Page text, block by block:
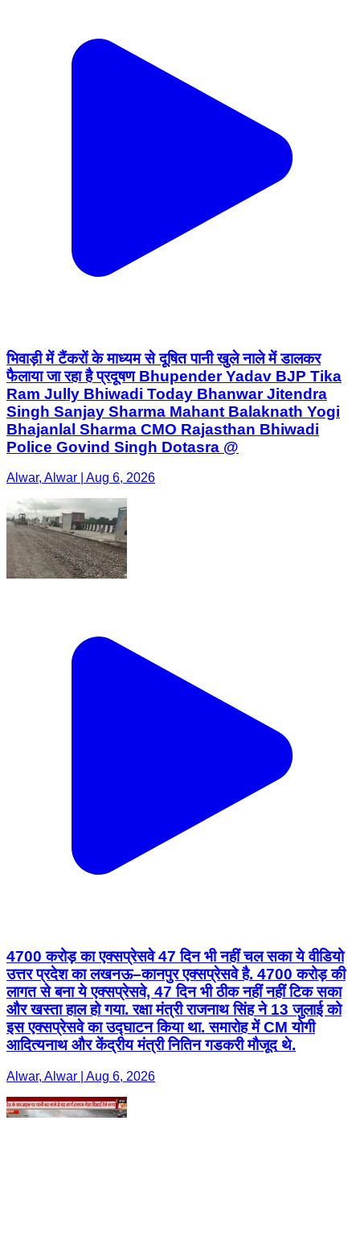
भिवाड़ी में टैंकरों के माध्यम से दूषित पानी खुले नाले में डालकर
फैलाया जा रहा है प्रदूषण Bhupender Yadav BJP Tika
Ram Jully Bhiwadi Today Bhanwar Jitendra
Singh Sanjay Sharma Mahant Balaknath Yogi
Bhajanlal Sharma CMO Rajasthan Bhiwadi
Police Govind Singh Dotasra @
Alwar, Alwar | Aug 6, 2026
4700 करोड़ का एक्सप्रेसवे 47 दिन भी नहीं चल सका ये वीडियो
उत्तर प्रदेश का लखनऊ–कानपुर एक्सप्रेसवे है. 4700 करोड़ की
लागत से बना ये एक्सप्रेसवे, 47 दिन भी ठीक नहीं नहीं टिक सका
और खस्ता हाल हो गया. रक्षा मंत्री राजनाथ सिंह ने 13 जुलाई को
इस एक्सप्रेसवे का उद्घाटन किया था. समारोह में CM योगी
आदित्यनाथ और केंद्रीय मंत्री नितिन गडकरी मौजूद थे.
Alwar, Alwar | Aug 6, 2026